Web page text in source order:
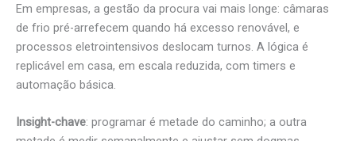
Em empresas, a gestão da procura vai mais longe: câmaras
de frio pré-arrefecem quando há excesso renovável, e
processos eletrointensivos deslocam turnos. A lógica é
replicável em casa, em escala reduzida, com timers e
automação básica.
Insight-chave: programar é metade do caminho; a outra